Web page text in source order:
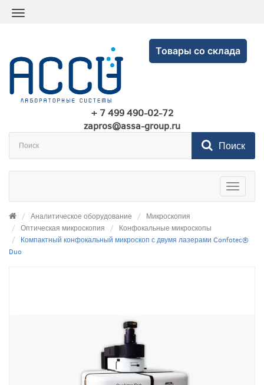
Товары со склада
+ 7 499 490-02-72
zapros@assa-group.ru
Поиск
Toggle
Аналитическое оборудование
Микроскопия
Оптическая микроскопия
Конфокальные микроскопы
Компактный конфокальный микроскоп с двумя лазерами Confotec®
Duo